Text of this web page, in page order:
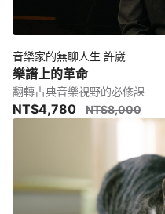
音樂家的無聊人生 許崴
樂譜上的革命
翻轉古典音樂視野的必修課
NT$4,780 NT$8,000